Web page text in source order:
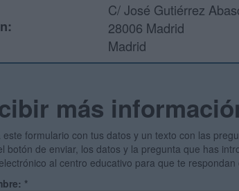
C/ José Gutiérrez
28006 Madrid
Madrid
más
este formulario con tus datos y un texto con las
botón de enviar, los datos y la pregunta que has
al centro educativo para que te respondan
*